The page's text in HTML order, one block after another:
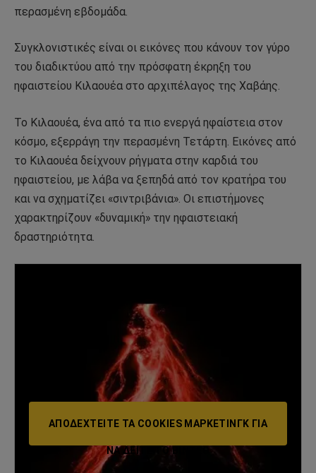
περασμένη εβδομάδα.
Συγκλονιστικές είναι οι εικόνες που κάνουν τον γύρο
του διαδικτύου από την πρόσφατη έκρηξη του
ηφαιστείου Κιλαουέα στο αρχιπέλαγος της Χαβάης.
Το Κιλαουέα, ένα από τα πιο ενεργά ηφαίστεια στον
κόσμο, εξερράγη την περασμένη Τετάρτη. Εικόνες από
το Κιλαουέα δείχνουν ρήγματα στην καρδιά του
ηφαιστείου, με λάβα να ξεπηδά από τον κρατήρα του
και να σχηματίζει «σιντριβάνια». Οι επιστήμονες
χαρακτηρίζουν «δυναμική» την ηφαιστειακή
δραστηριότητα.
ΑΠΟΔΕΧΤΕΊΤΕ ΤΑ COOKIES ΜΆΡΚΕΤΙΝΓΚ ΓΙΑ
ΝΑ ΔΕΊΤΕ ΤΟ ΒΙΝΤΕΟ